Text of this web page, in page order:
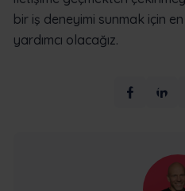
bir iş deneyimi sunmak için
yardımcı olacağız.